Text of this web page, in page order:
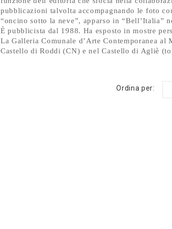
pubblicazioni talvolta accompagnando le foto
“oncino sotto la neve”, apparso in “Bell’Italia”
È pubblicista dal 1988. Ha esposto in mostre
La Galleria Comunale d’Arte Contemporanea al
Castello di Roddi (CN) e nel Castello di Agliè
Ordina per: